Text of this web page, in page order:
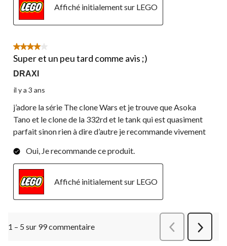
Affiché initialement sur LEGO
4 étoile(s) sur 5.
Super et un peu tard comme avis ;)
DRAXI
il y a 3 ans
j’adore la série The clone Wars et je trouve que Asoka
Tano et le clone de la 332rd et le tank qui est quasiment
parfait sinon rien à dire d’autre je recommande vivement
Oui, Je recommande ce produit.
Affiché initialement sur LEGO
1 – 5 sur 99 commentaire
Suivant